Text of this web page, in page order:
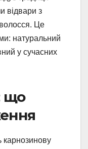
відвари з
Це
натуральний
у сучасних
що
карнозинову